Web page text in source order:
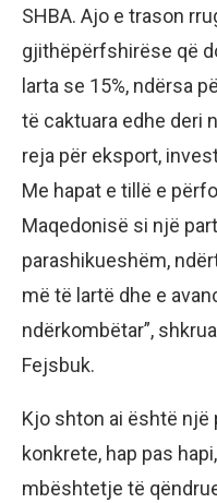
SHBA. Ajo e trason
gjithëpërfshirëse që
larta se 15%, ndërsa
të caktuara edhe deri
reja për eksport,
Me hapat e tillë e
Maqedonisë si një
parashikueshëm,
më të lartë dhe e
ndërkombëtar”,
Fejsbuk.
Kjo shton ai është
konkrete, hap pas
mbështetje të